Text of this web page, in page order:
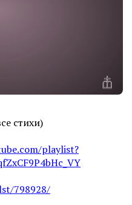
стихи)
playlist?
798928/